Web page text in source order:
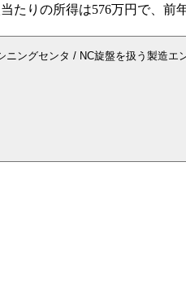
りの所得は576万円で、前
ングセンタ / NC旋盤を扱う製造エ